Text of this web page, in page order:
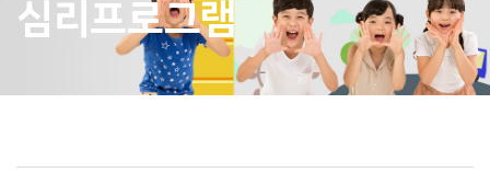
심리프로그램